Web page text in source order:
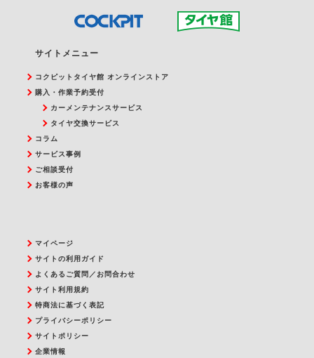
サイトメニュー
コクピットタイヤ館 オンラインストア
購入・作業予約受付
カーメンテナンスサービス
タイヤ交換サービス
コラム
サービス事例
ご相談受付
お客様の声
マイページ
サイトの利用ガイド
よくあるご質問／お問合わせ
サイト利用規約
特商法に基づく表記
プライバシーポリシー
サイトポリシー
企業情報